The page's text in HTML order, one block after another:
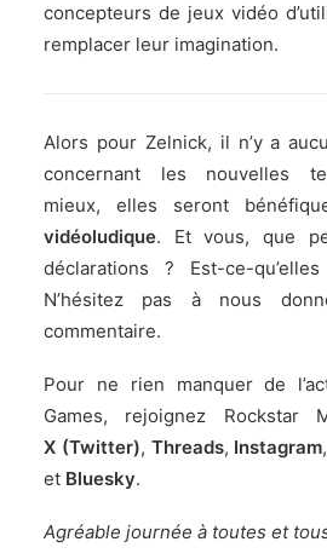
concepteurs de jeux vidéo
remplacer leur imagination.
Alors pour Zelnick, il n’y a
concernant les nouvelles
mieux, elles seront
vidéoludique. Et vous, que
déclarations ? Est-ce-
N’hésitez pas à nous
commentaire.
Pour ne rien manquer de
Games, rejoignez Rockstar
X (Twitter), Threads, Instagram,
et Bluesky.
Agréable journée à toutes et